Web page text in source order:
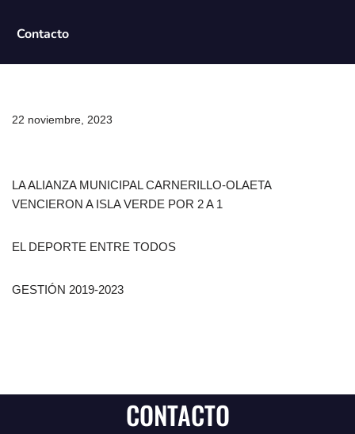
Contacto
22 noviembre, 2023
LA ALIANZA MUNICIPAL CARNERILLO-OLAETA
VENCIERON A ISLA VERDE POR 2 A 1
EL DEPORTE ENTRE TODOS
GESTIÓN 2019-2023
CONTACTO